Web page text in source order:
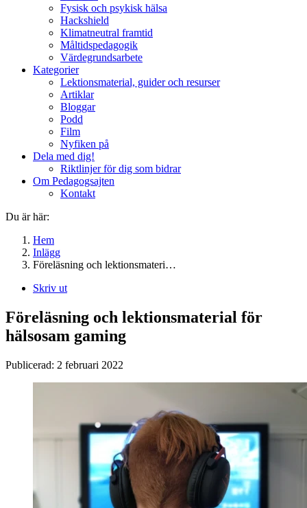
Fysisk och psykisk hälsa
Hackshield
Klimatneutral framtid
Måltidspedagogik
Värdegrundsarbete
Kategorier
Lektionsmaterial, guider och resurser
Artiklar
Bloggar
Podd
Film
Nyfiken på
Dela med dig!
Riktlinjer för dig som bidrar
Om Pedagogsajten
Kontakt
Du är här:
Hem
Inlägg
Föreläsning och lektionsmateri…
Skriv ut
Föreläsning och lektionsmaterial för
hälsosam gaming
Publicerad: 2 februari 2022